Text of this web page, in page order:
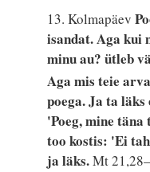
13. Kolmapäev
isandat. Aga kui
minu au? ütleb
Aga mis teie
poega. Ja ta
'Poeg, mine
too kostis: 'Ei
ja läks.Mt